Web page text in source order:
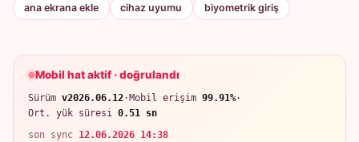
ana ekrana ekle cihaz uyumu biyometrik giriş
Mobil hat aktif · doğrulandı
Sürüm v2026.06.12·Mobil erişim 99.91%·
Ort. yük süresi 0.51 sn
son sync 12.06.2026 14:38